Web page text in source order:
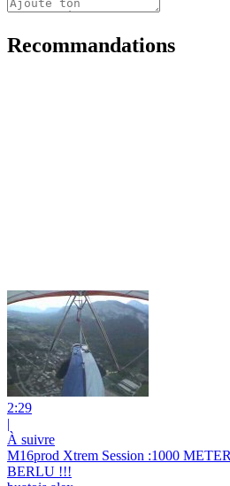
Recommandations
2:29
|
À suivre
M16prod Xtrem Session :1000
BERLU !!!